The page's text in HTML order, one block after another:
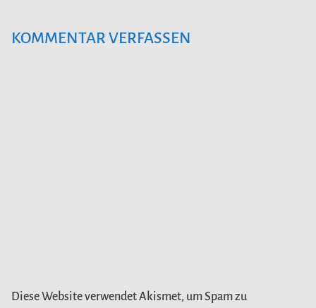
KOMMENTAR VERFASSEN
Diese Website verwendet Akismet, um Spam zu